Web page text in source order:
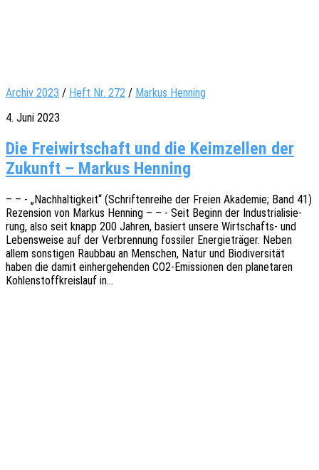
Archiv 2023 / Heft Nr. 272 / Markus Henning
4. Juni 2023
Die Freiwirtschaft und die Keimzellen der
Zukunft – Markus Henning
– – - „Nach­hal­tig­keit“ (Schrif­ten­rei­he der Freien Akade­mie; Band 41)
Rezen­si­on von Markus Henning – – - Seit Beginn der Indus­tria­li­sie­
rung, also seit knapp 200 Jahren, basiert unsere Wirt­­schafts- und
Lebens­wei­se auf der Verbren­nung fossi­ler Ener­gie­trä­ger. Neben
allem sons­ti­gen Raub­bau an Menschen, Natur und Biodi­ver­si­tät
haben die damit einher­ge­hen­den CO2-Emis­­sio­­nen den plane­ta­ren
Kohlen­stoff­kreis­lauf in…